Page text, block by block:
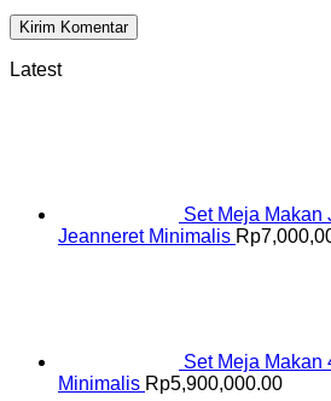
Latest
Set Meja Makan
Jeanneret Minimalis Rp
Set Meja Makan
Minimalis Rp5,900,000.00